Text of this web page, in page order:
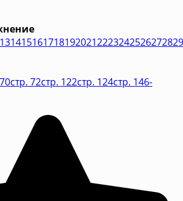
1314151617181920212223242526272829
стр. 72стр. 122стр. 124стр. 146-